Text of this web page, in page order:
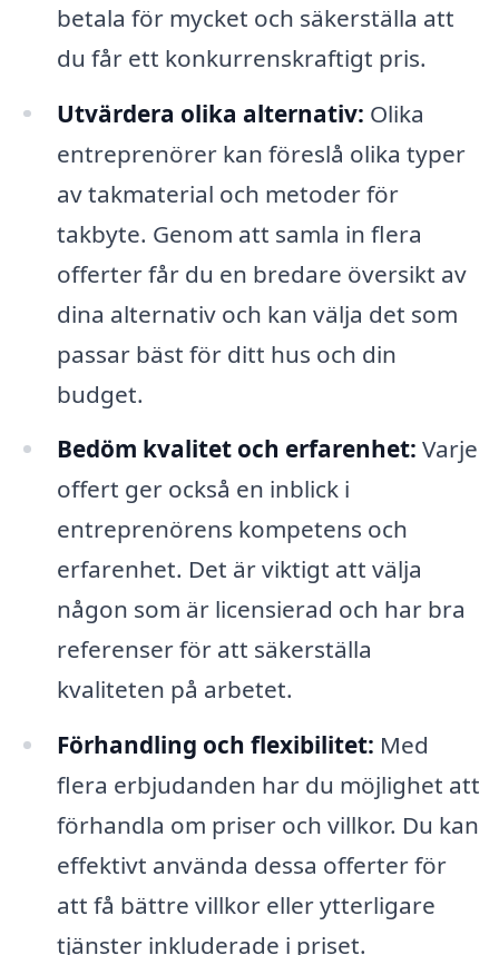
betala för mycket och säkerställa att
du får ett konkurrenskraftigt pris.
Utvärdera olika alternativ: Olika
entreprenörer kan föreslå olika typer
av takmaterial och metoder för
takbyte. Genom att samla in flera
offerter får du en bredare översikt av
dina alternativ och kan välja det som
passar bäst för ditt hus och din
budget.
Bedöm kvalitet och erfarenhet: Varje
offert ger också en inblick i
entreprenörens kompetens och
erfarenhet. Det är viktigt att välja
någon som är licensierad och har bra
referenser för att säkerställa
kvaliteten på arbetet.
Förhandling och flexibilitet: Med
flera erbjudanden har du möjlighet att
förhandla om priser och villkor. Du kan
effektivt använda dessa offerter för
att få bättre villkor eller ytterligare
tjänster inkluderade i priset.